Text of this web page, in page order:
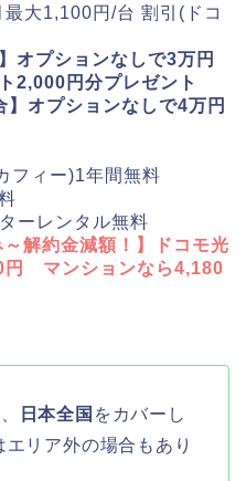
最大1,100円/台 割引(ドコ
オプションなしで3万円
2,000円分プレゼント
】オプションなしで4万円
フィー)1年間無料
ーレンタル無料
解約金減額！】ドコモ光
円 マンションなら4,180
日本全国 をカバーし
リア外の場合もあり